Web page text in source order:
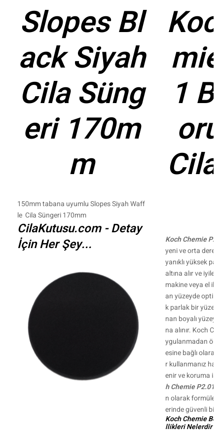
Slopes Bl
ack Siyah
Cila Süng
eri 170m
m
150mm tabana uyumlu Slopes Siyah Waff
le Cila Süngeri 170mm
CilaKutusu.com - Detay
İçin Her Şey...
1
Koch Chemie
yeni ve orta
yanıklı yüksek
altına alır ve
makine veya el
an yüzeyde
k parlak bir
nan boyalı
na alınır. Koch
ygulanmadan
esine bağlı
r kullanmanız
enir ve koruma
h Chemie P2.01
n olarak formüle
erinde güvenli bir
Koch Chemie
llikleri Nelerdir ?